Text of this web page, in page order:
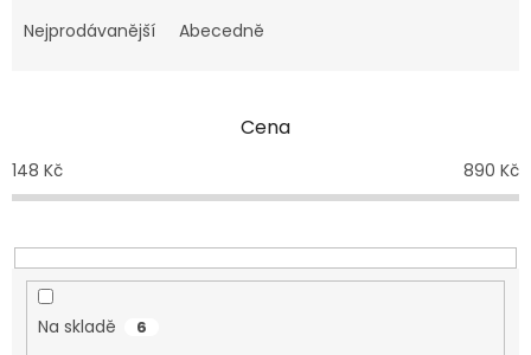
e
o
d
k
t
Nejprodávanější
Abecedně
Cena
148 Kč 890 Kč
Na skladě 6